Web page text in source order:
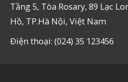
Tầng 5, Tòa Rosary, 89 Lạc
Hồ, TP.Hà Nội, Việt Nam
Điện thoại: (024) 35 123456